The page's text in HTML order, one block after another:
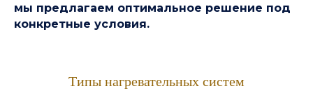
мы предлагаем оптимальное решение под
конкретные условия.
Типы нагревательных систем
Отправляя данную форму, я даю своё
согласие на обработку моей